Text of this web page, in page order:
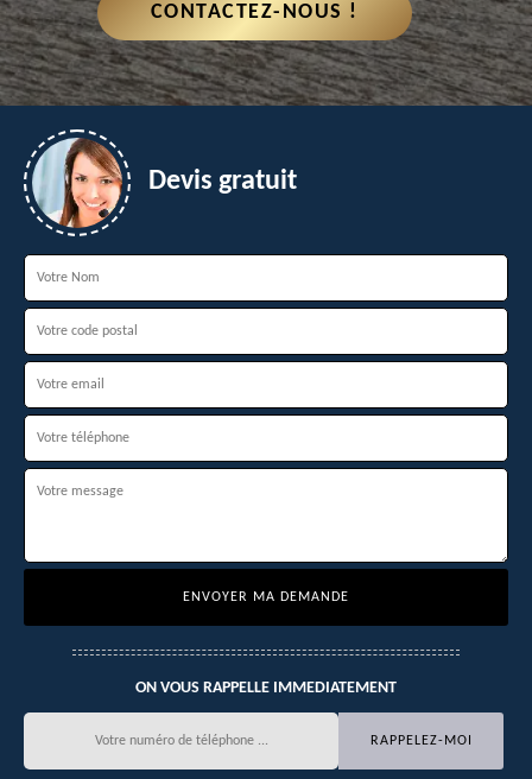
CONTACTEZ-NOUS !
Devis gratuit
ON VOUS RAPPELLE IMMEDIATEMENT